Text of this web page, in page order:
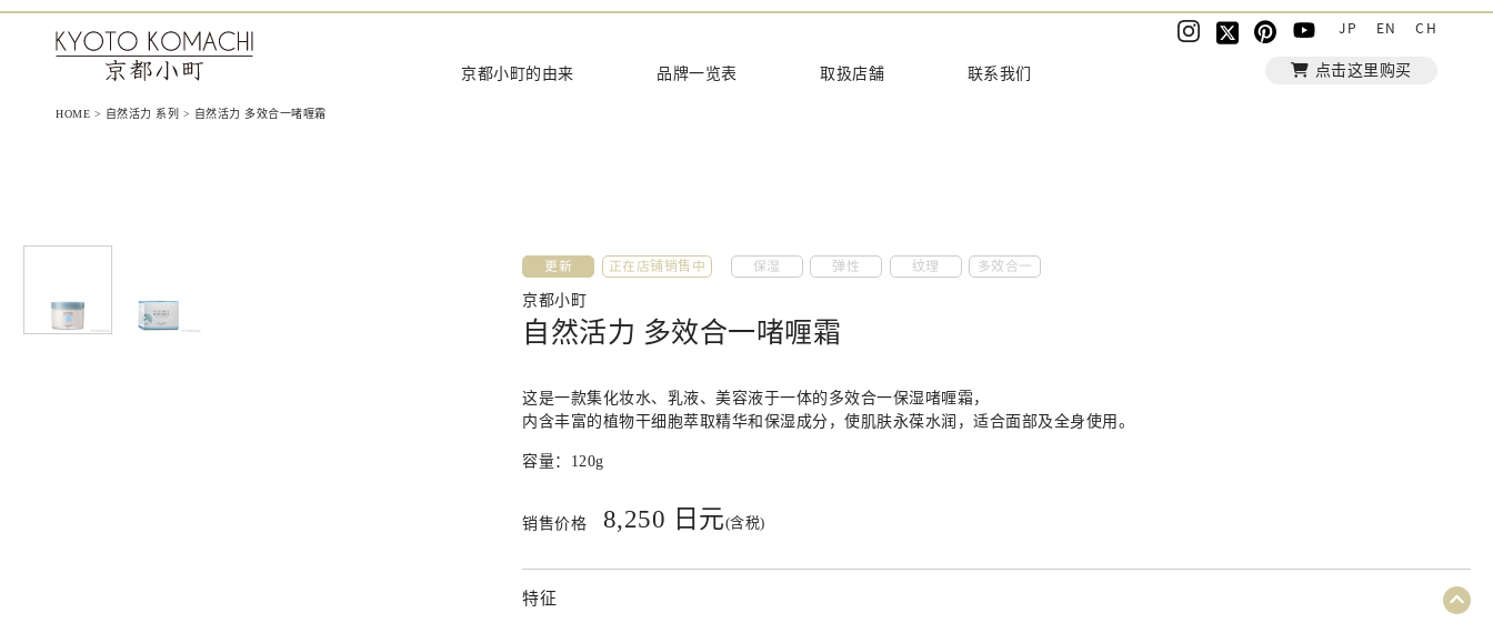
京都小町的由来
品牌一览表 取扱店舗 联系我们
JP EN CH
点击这里购买
HOME > 自然活力 系列 > 自然活力 多效合一啫喱霜
更新 正在店铺销售中 保湿 弹性 纹理 多效合一
京都小町
自然活力 多效合一啫喱霜
这是一款集化妆水、乳液、美容液于一体的多效合一保湿啫喱霜，
内含丰富的植物干细胞萃取精华和保湿成分，使肌肤永葆水润，适合面部及全身使用。
容量： 120g
销售价格 8,250 日元(含税)
特征